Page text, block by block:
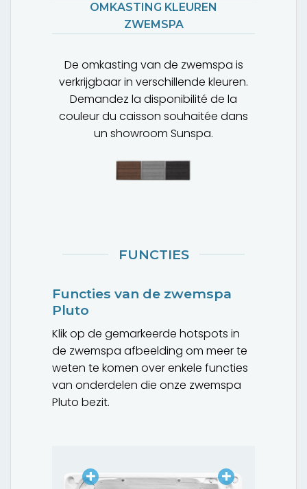
OMKASTING KLEUREN
ZWEMSPA
De omkasting van de zwemspa is
verkrijgbaar in verschillende kleuren.
Demandez la disponibilité de la
couleur du caisson souhaitée dans
un showroom Sunspa.
FUNCTIES
Functies van de zwemspa
Pluto
Klik op de gemarkeerde hotspots in
de zwemspa afbeelding om meer te
weten te komen over enkele functies
van onderdelen die onze zwemspa
Pluto bezit.